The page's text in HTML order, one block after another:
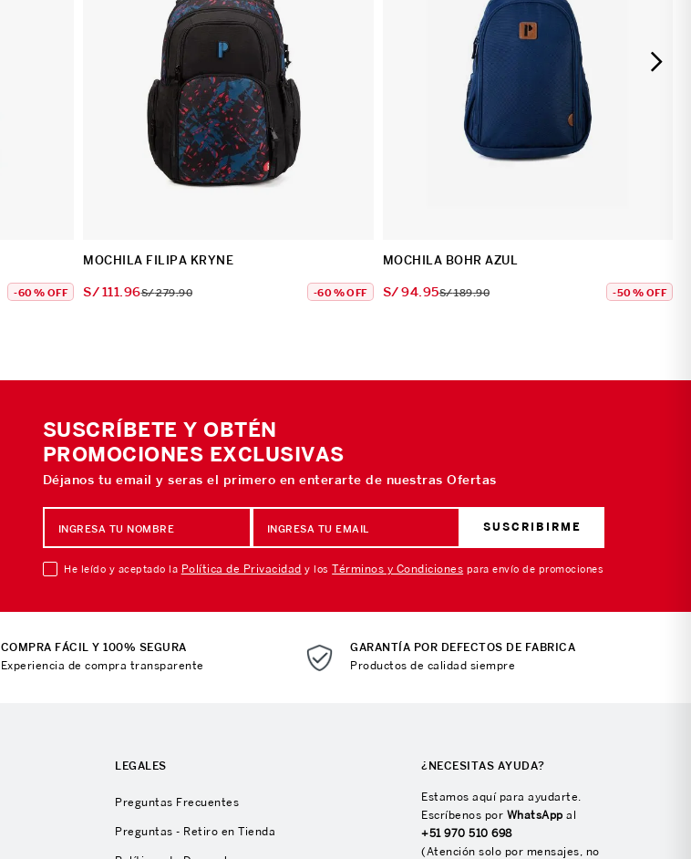
-60 % OFF
MOCHILA FILIPA KRYNE
S/111 96S/279.90 -60 %OFF
MOCHILA BOHR AZUL
S/94 95S/189.90 -50 % OFF
SUSCRÍBETE Y OBTÉN
PROMOCIONES EXCLUSIVAS
Déjanos tu email y seras el primero en enterarte de nuestras Ofertas
SUSCRIBIRME
He leído y aceptado la Política de Privacidad y losTérminos y Condiciones para envío de promociones
COMPRA FÁCIL Y 100% SEGURA
Experiencia de compra transparente
GARANTÍA POR DEFECTOS DE FABRICA
Productos de calidad siempre
LEGALES
Preguntas Frecuentes
Preguntas - Retiro en Tienda
¿NECESITAS AYUDA?
Estamos aquí para ayudarte.
Escríbenos por WhatsApp al
+51 970 510 698
(Atención solo por mensajes, no